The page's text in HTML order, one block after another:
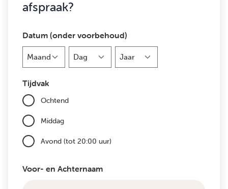
afspraak?
Datum (onder voorbehoud)
Tijdvak
Ochtend
Middag
Avond (tot 20:00 uur)
Voor- en Achternaam